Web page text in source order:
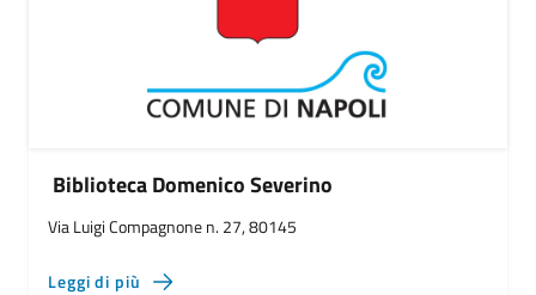
Biblioteca Domenico Severino
Via Luigi Compagnone n. 27, 80145
Leggi di più